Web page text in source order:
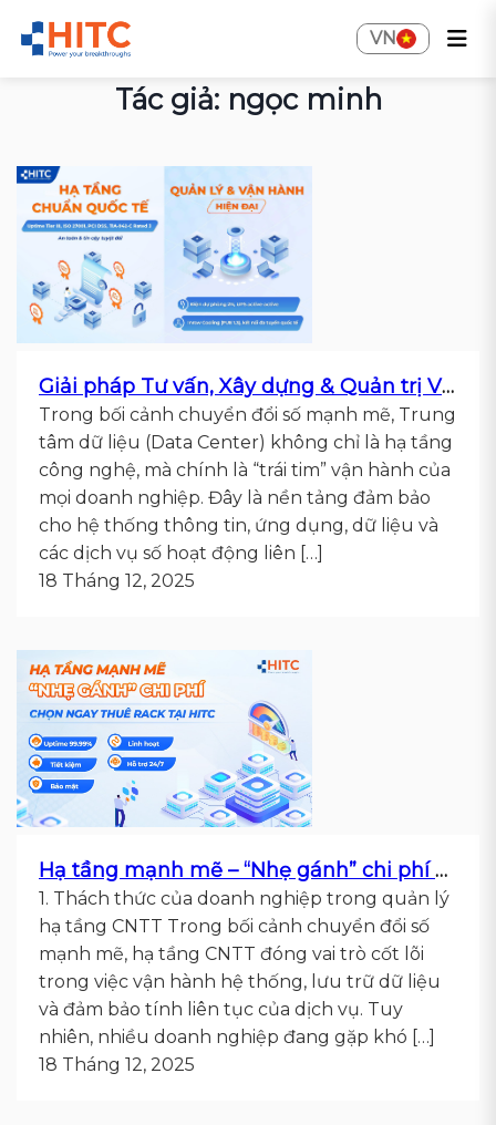
VN
Tác giả: ngọc minh
Giải pháp Tư vấn, Xây dựng & Quản trị Vận hành Trung tâm Dữ liệu cho Doanh nghiệp
Trong bối cảnh chuyển đổi số mạnh mẽ, Trung
tâm dữ liệu (Data Center) không chỉ là hạ tầng
công nghệ, mà chính là “trái tim” vận hành của
mọi doanh nghiệp. Đây là nền tảng đảm bảo
cho hệ thống thông tin, ứng dụng, dữ liệu và
các dịch vụ số hoạt động liên […]
18 Tháng 12, 2025
Hạ tầng mạnh mẽ – “Nhẹ gánh” chi phí với dịch vụ Thuê tủ Rack & Không gian Rack từ HITC
1. Thách thức của doanh nghiệp trong quản lý
hạ tầng CNTT Trong bối cảnh chuyển đổi số
mạnh mẽ, hạ tầng CNTT đóng vai trò cốt lõi
trong việc vận hành hệ thống, lưu trữ dữ liệu
và đảm bảo tính liên tục của dịch vụ. Tuy
nhiên, nhiều doanh nghiệp đang gặp khó […]
18 Tháng 12, 2025